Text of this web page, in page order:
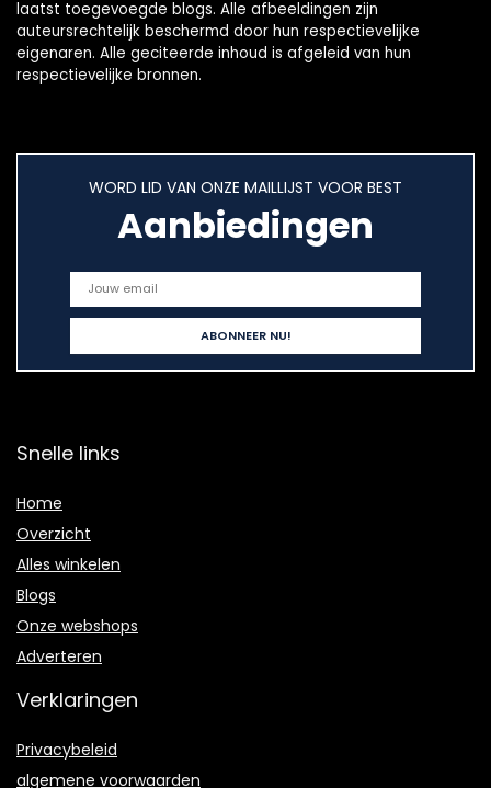
laatst toegevoegde blogs. Alle afbeeldingen zijn
auteursrechtelijk beschermd door hun respectievelijke
eigenaren. Alle geciteerde inhoud is afgeleid van hun
respectievelijke bronnen.
WORD LID VAN ONZE MAILLIJST VOOR BEST
Aanbiedingen
Snelle links
Home
Overzicht
Alles winkelen
Blogs
Onze webshops
Adverteren
Verklaringen
Privacybeleid
algemene voorwaarden